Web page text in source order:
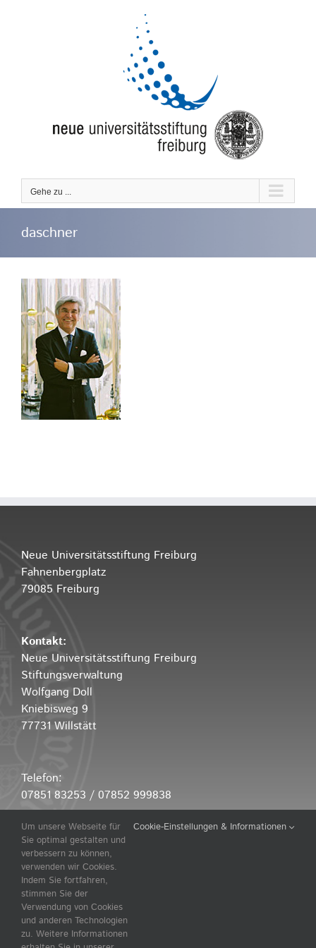
Gehe zu ...
daschner
Neue Universitätsstiftung Freiburg
Fahnenbergplatz
79085 Freiburg
Kontakt:
Neue Universitätsstiftung Freiburg
Stiftungsverwaltung
Wolfgang Doll
Kniebisweg 9
77731 Willstätt
Telefon:
07851 83253 / 07852 999838
E-Mail:
rw-doll@t-online.de
©2026 |Design by Kahl Media Design
Um unsere Webseite für
Sie optimal gestalten und
verbessern zu können,
verwenden wir Cookies.
Indem Sie fortfahren,
stimmen Sie der
Verwendung von Cookies
und anderen Technologien
zu. Weitere Informationen
Cookie-Einstellungen & Informationen